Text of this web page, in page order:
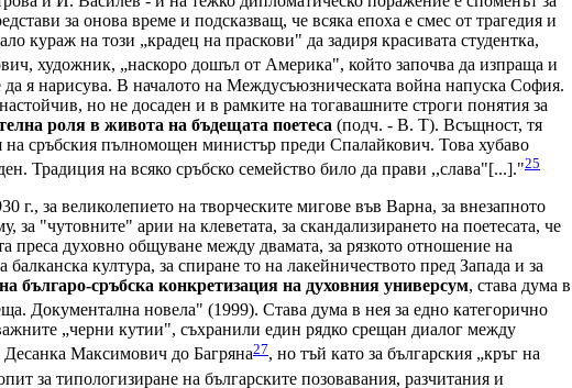
за онова време и подсказващ, че всяка епоха е смес от трагедия и
кураж на този „крадец на праскови" да задиря красивата студентка,
художник, „наскоро дошъл от Америка", който започва да изпраща и
я нарисува. В началото на Междусъюзническата война напуска София.
но не досаден и в рамките на тогавашните строги понятия за
роля в живота на бъдещата поетеса (подч. - В. Т). Всъщност, тя
сръбския пълномощен министър преди Спалайкович. Това хубаво
Традиция на всяко сръбско семейство било да прави ,,слава"[...]."25
г., за великолепието на творческите мигове във Варна, за внезапното
"чутовните" арии на клеветата, за скандализирането на поетесата, че
преса духовно общуване между двамата, за рязкото отношение на
култура, за спиране то на лакейничеството пред Запада и за
българо-сръбска конкретизация на духовния универсум, става дума в
Документална новела" (1999). Става дума в нея за едно категорично
„черни кутии", съхранили един рядко срещан диалог между
Десанка Максимович до Багряна27, но тъй като за българския „кръг на
за типологизиране на българските позовавания, разчитания и